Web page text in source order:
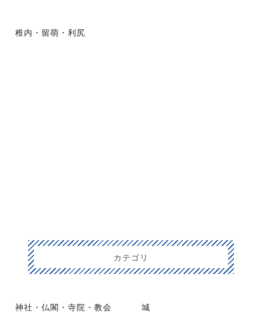
稚内・留萌・利尻
カテゴリ
神社・仏閣・寺院・教会 城